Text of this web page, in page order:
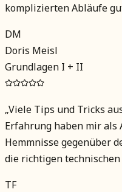
komplizierten Abläufe
DM
Doris Meisl
Grundlagen I + II
„Viele Tips und Tricks
Erfahrung haben mir
Hemmnisse gegenüber
die richtigen
TF